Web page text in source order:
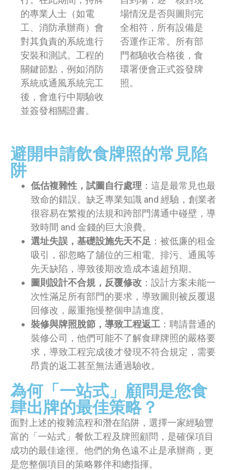
的專業人士（如電
工、消防承辦商）會
對其負責的系統進行
安裝和測試。工程的
關鍵節點，例如消防
系統或通風系統完工
後，會進行中期驗收
並簽發相關證書。
場情況是否與圖則完
全相符，所有設備是
否運作正常。所有部
門都驗收合格後，食
環署便會正式簽發牌
照。
避開申請飲食牌照的常見陷
阱
低估複雜性，試圖自行處理 ：這是最常見也最
致命的錯誤。缺乏專業知識 and 經驗，創業者
很容易在繁複的法規和跨部門溝通中碰壁，導
致時間 and 金錢的巨大浪費。
選址失誤，基礎設施先天不足 ：被低廉的租金
吸引，卻忽略了舖位的三相電、排污、通風等
先天缺陷，導致後期改造成本遠超預期。
圖則設計不合規，反覆修改 ：設計方案未能一
次性滿足所有部門的要求，導致圖則被反覆退
回修改，嚴重拖慢整個申請進度。
裝修與牌照脫節，導致工程返工 ：聘請普通的
裝修公司，他們可能不了解食肆牌照的嚴格要
求，導致工程完成後才發現不符合規定，需要
昂貴的返工甚至無法通過驗收。
為何「一站式」顧問是您食
肆出牌的最佳策略？
面對上述的複雜流程和潛在陷阱，選擇一家經驗豐
富的「一站式」餐飲工程及牌照顧問，是確保項目
成功的最佳途徑。他們的角色遠不止是承辦商，更
是您整個項目的策略夥伴和總指揮。